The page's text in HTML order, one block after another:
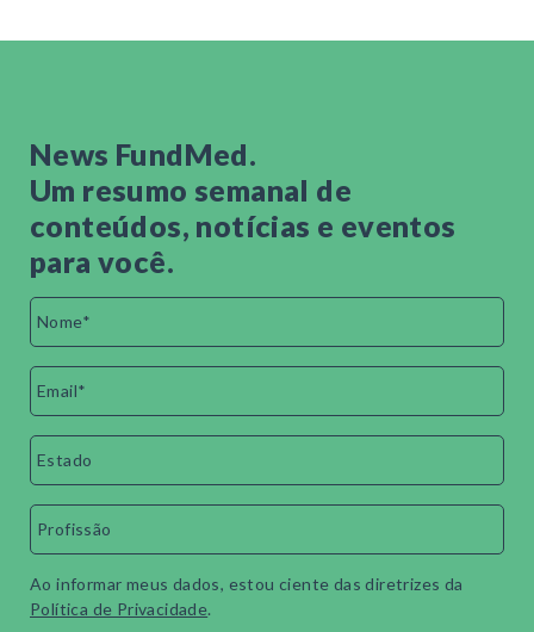
News FundMed.
Um resumo semanal de
conteúdos, notícias e eventos
para você.
Ao informar meus dados, estou ciente das diretrizes da
Política de Privacidade.